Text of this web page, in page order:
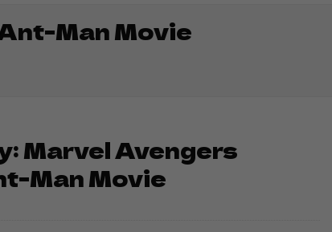
Man Movie
Marvel Avengers
Man Movie